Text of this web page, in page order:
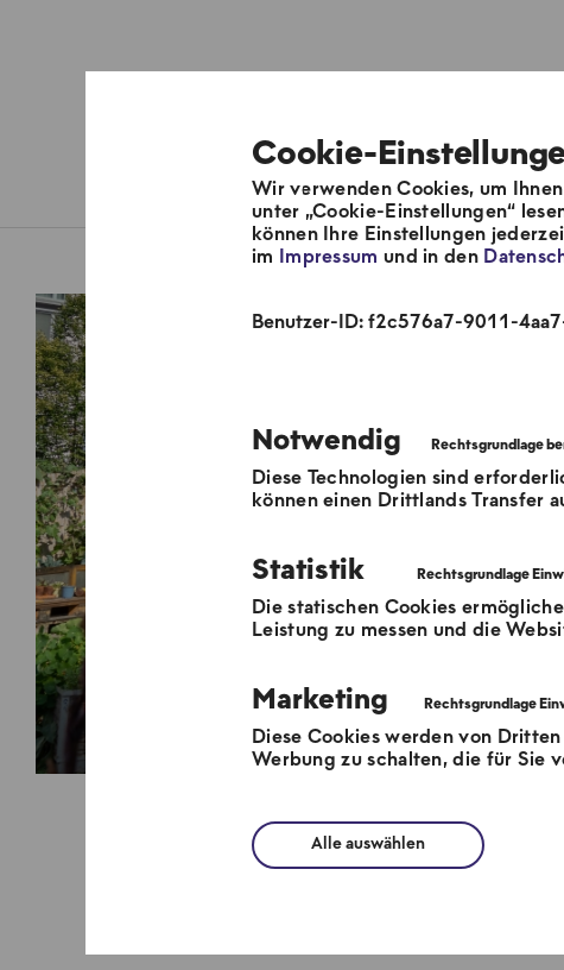
Pflanz was!
Neue Grünstraße
Cookie-
Wir verwenden Cookies, um
unter „Cookie-Einstellungen“
können Ihre Einstellungen
im
Impressum und in den
Benutzer-ID: f2c576a7-9011-
Notwendig
Diese Technologien sind
können einen Drittlands Transfer
Statistik
Die statischen Cookies
Leistung zu messen und die
Marketing
Diese Cookies werden von
Werbung zu schalten, die für Sie
Alle auswählen